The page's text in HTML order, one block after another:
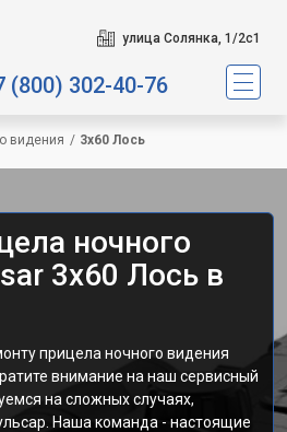
улица Солянка, 1/2с1
(800) 302-40-76
видения / 3x60 Лось
ночного
3x60 Лось в
прицела ночного видения
внимание на наш сервисный
на сложных случаях,
Наша команда - настоящие